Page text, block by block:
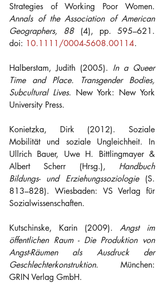
Annals of the Association of American
Geographers, 88 (4), pp. 595–621.
doi: 10.1111/0004-5608.00114.
Halberstam, Judith (2005). In a Queer
Time and Place. Transgender Bodies,
Subcultural Lives. New York: New York
University Press.
Konietzka, Dirk (2012). Soziale
Mobilität und soziale Ungleichheit. In
Ullrich Bauer, Uwe H. Bittlingmayer &
Albert Scherr (Hrsg.), Handbuch
Bildungs- und Erziehungssoziologie (S.
813–828). Wiesbaden: VS Verlag für
Sozialwissenschaften.
Kutschinske, Karin (2009). Angst im
öffentlichen Raum - Die Produktion von
Angst-Räumen als Ausdruck der
Geschlechterkonstruktion. München:
GRIN Verlag GmbH.